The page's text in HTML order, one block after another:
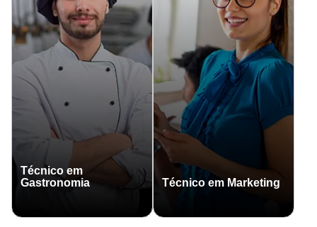
Técnico em
Gastronomia
Técnico em Marketing